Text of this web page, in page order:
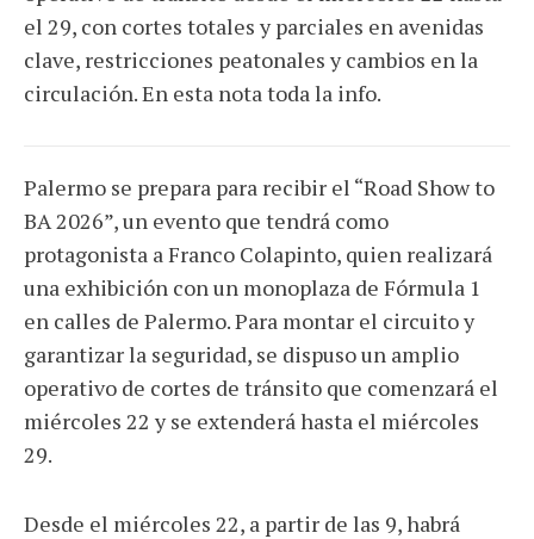
el 29, con cortes totales y parciales en avenidas
clave, restricciones peatonales y cambios en la
circulación. En esta nota toda la info.
Palermo se prepara para recibir el “Road Show to
BA 2026”, un evento que tendrá como
protagonista a Franco Colapinto, quien realizará
una exhibición con un monoplaza de Fórmula 1
en calles de Palermo. Para montar el circuito y
garantizar la seguridad, se dispuso un amplio
operativo de cortes de tránsito que comenzará el
miércoles 22 y se extenderá hasta el miércoles
29.
Desde el miércoles 22, a partir de las 9, habrá